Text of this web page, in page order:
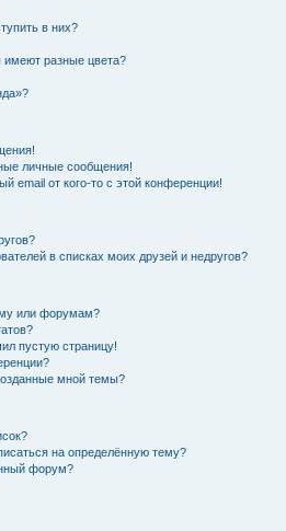
в них?
имеют разные цвета?
личные сообщения!
email от кого-то с этой конференции!
в списках моих друзей и недругов?
или форумам?
пустую страницу!
мной темы?
на определённую тему?
форум?